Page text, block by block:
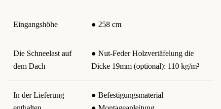
Eingangshöhe ● 258 cm
Die Schneelast auf
dem Dach
● Nut-Feder Holzvertäfelung die
Dicke 19mm (optional): 110 kg/m²
In der Lieferung
● Befestigungsmaterial